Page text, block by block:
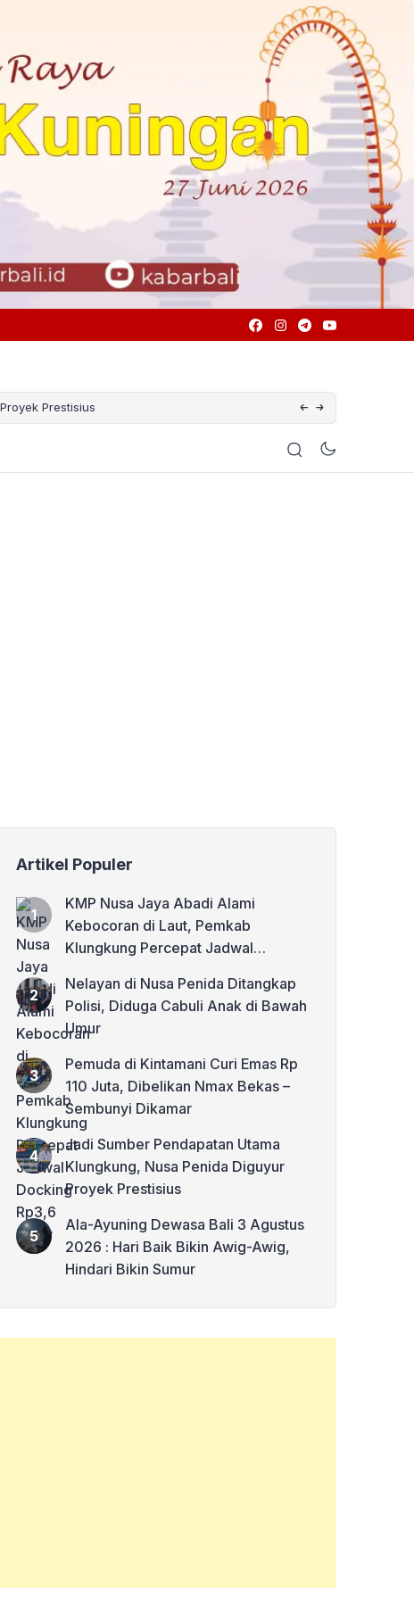
Prestisius Ala-Ayuning Dewasa
Artikel Populer
KMP Nusa Jaya Abadi Alami
Kebocoran di Laut, Pemkab
Klungkung Percepat Jadwal
Nelayan di Nusa Penida Ditangkap
Polisi, Diduga Cabuli Anak di Bawah
Umur
Pemuda di Kintamani Curi Emas Rp
110 Juta, Dibelikan Nmax Bekas –
Sembunyi Dikamar
Jadi Sumber Pendapatan Utama
Klungkung, Nusa Penida Diguyur
Proyek Prestisius
Ala-Ayuning Dewasa Bali 3 Agustus
2026 : Hari Baik Bikin Awig-Awig,
Hindari Bikin Sumur